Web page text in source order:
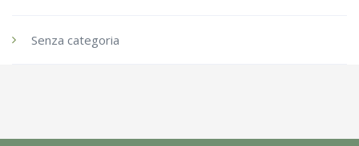
Senza categoria